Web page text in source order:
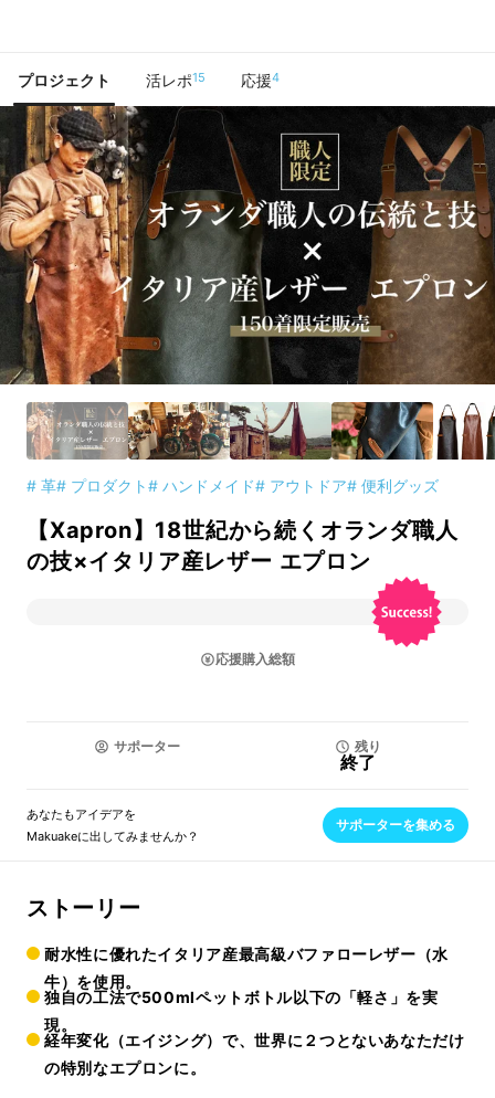
プロジェクト 活レポ15 応援4
# 革# プロダクト# ハンドメイド# アウトドア# 便利グッズ
【Xapron】18世紀から続くオランダ職人
の技×イタリア産レザー エプロン
応援購入総額
サポーター 残り
終了
あなたもアイデアを
Makuakeに出してみませんか？
サポーターを集める
ストーリー
耐水性に優れたイタリア産最高級バファローレザー（水
牛）を使用。
独自の工法で500mlペットボトル以下の「軽さ」を実
現。
経年変化（エイジング）で、世界に２つとないあなただけ
の特別なエプロンに。